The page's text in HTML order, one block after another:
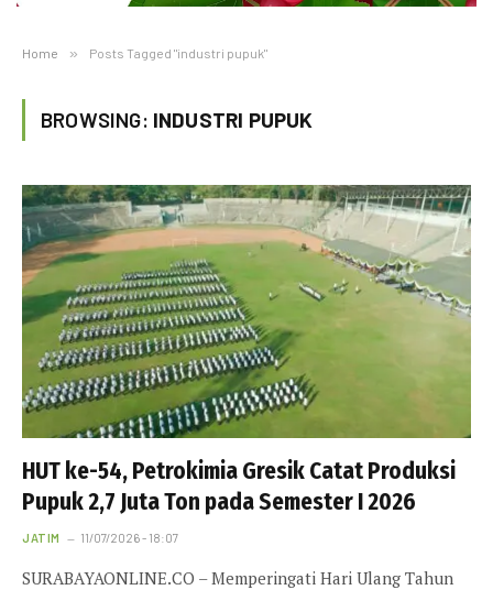
Home » Posts Tagged "industri pupuk"
BROWSING: INDUSTRI PUPUK
HUT ke-54, Petrokimia Gresik Catat Produksi
Pupuk 2,7 Juta Ton pada Semester I 2026
JATIM 11/07/2026 - 18:07
SURABAYAONLINE.CO – Memperingati Hari Ulang Tahun